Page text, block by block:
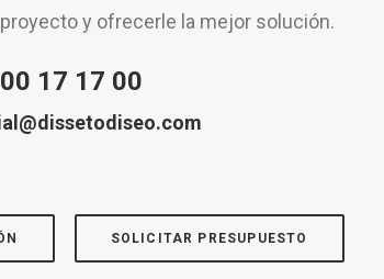
y ofrecerle la mejor solución.
17 17 00
SOLICITAR PRESUPUESTO